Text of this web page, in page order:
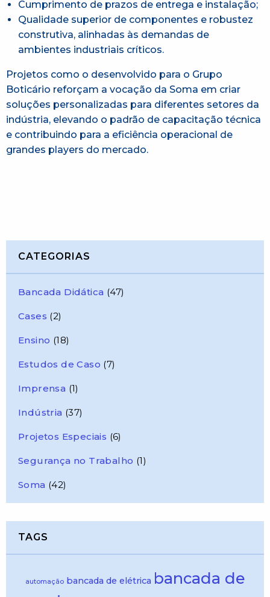
Cumprimento de prazos de entrega e instalação;
Qualidade superior de componentes e robustez
construtiva, alinhadas às demandas de
ambientes industriais críticos.
Projetos como o desenvolvido para o Grupo
Boticário reforçam a vocação da Soma em criar
soluções personalizadas para diferentes setores da
indústria, elevando o padrão de capacitação técnica
e contribuindo para a eficiência operacional de
grandes players do mercado.
CATEGORIAS
Bancada Didática (47)
Cases (2)
Ensino (18)
Estudos de Caso (7)
Imprensa (1)
Indústria (37)
Projetos Especiais (6)
Segurança no Trabalho (1)
Soma (42)
TAGS
automação bancada de elétrica bancada de